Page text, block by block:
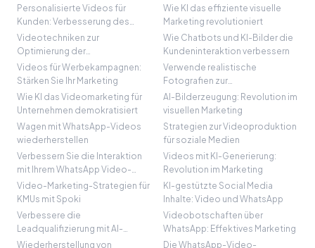
Paradigmenwechsel im
Marketing
abgebrochenen Warenkorbs
mit KI-Bildern
Personalisierte Videos für
Kunden: Verbesserung des
Nutzererlebnisses
Wie KI das effiziente visuelle
Marketing revolutioniert
Videotechniken zur
Optimierung der
Unternehmenskommunikation
Wie Chatbots und KI-Bilder die
Kundeninteraktion verbessern
Videos für Werbekampagnen:
Stärken Sie Ihr Marketing
Verwende realistische
Fotografien zur
Verkaufssteigerung
Wie KI das Videomarketing für
Unternehmen demokratisiert
AI-Bilderzeugung: Revolution im
visuellen Marketing
Wagen mit WhatsApp-Videos
wiederherstellen
Strategien zur Videoproduktion
für soziale Medien
Verbessern Sie die Interaktion
mit Ihrem WhatsApp Video-
Chatbot
Videos mit KI-Generierung:
Revolution im Marketing
Video-Marketing-Strategien für
KMUs mit Spoki
KI-gestützte Social Media
Inhalte: Video und WhatsApp
Verbessere die
Leadqualifizierung mit AI-
Videos
Videobotschaften über
WhatsApp: Effektives Marketing
Wiederherstellung von
Die WhatsApp-Video-